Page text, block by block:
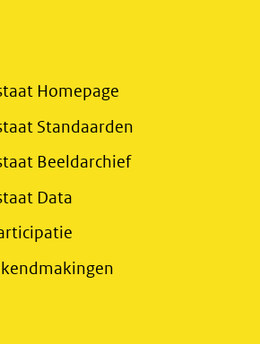
Homepage
in
Standaarden
Beeldarchief(opent
Data
venster)
in